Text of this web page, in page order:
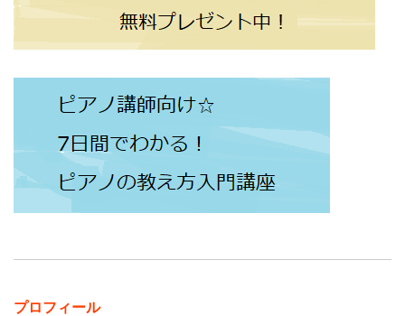
プロフィール